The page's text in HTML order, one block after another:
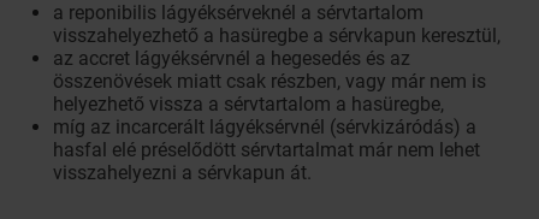
a reponibilis lágyéksérveknél a sérvtartalom
visszahelyezhető a hasüregbe a sérvkapun keresztül,
az accret lágyéksérvnél a hegesedés és az
összenövések miatt csak részben, vagy már nem is
helyezhető vissza a sérvtartalom a hasüregbe,
míg az incarcerált lágyéksérvnél (sérvkizáródás) a
hasfal elé préselődött sérvtartalmat már nem lehet
visszahelyezni a sérvkapun át.